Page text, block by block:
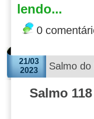
lendo...
0
21/03
2023
Salmo
Salmo 118